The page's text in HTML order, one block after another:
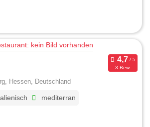
3 Bew.
Hessen, Deutschland
mediterran